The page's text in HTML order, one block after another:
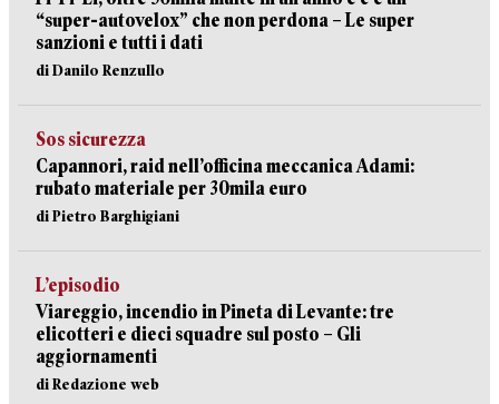
“super-autovelox” che non perdona – Le super
sanzioni e tutti i dati
di Danilo Renzullo
Sos sicurezza
Capannori, raid nell’officina meccanica Adami:
rubato materiale per 30mila euro
di Pietro Barghigiani
L’episodio
Viareggio, incendio in Pineta di Levante: tre
elicotteri e dieci squadre sul posto – Gli
aggiornamenti
di Redazione web